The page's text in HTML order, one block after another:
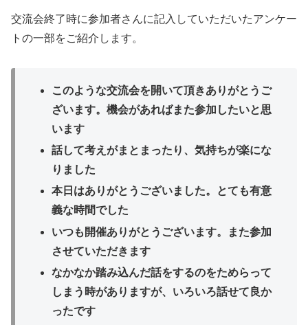
交流会終了時に参加者さんに記入していただいたアンケー
トの一部をご紹介します。
このような交流会を開いて頂きありがとうご
ざいます。機会があればまた参加したいと思
います
話して考えがまとまったり、気持ちが楽にな
りました
本日はありがとうございました。とても有意
義な時間でした
いつも開催ありがとうございます。また参加
させていただきます
なかなか踏み込んだ話をするのをためらって
しまう時がありますが、いろいろ話せて良か
ったです